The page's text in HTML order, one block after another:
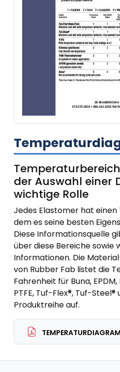
der Auswahl einer
wichtige Rolle
Jedes Elastomer hat
dem es seine besten
Diese Informationsquelle
über diese Bereiche sowie
Informationen. Die
von Rubber Fab listet die
Fahrenheit für Buna,
PTFE, Tuf-Flex®, Tuf-Steel®
Produktreihe auf.